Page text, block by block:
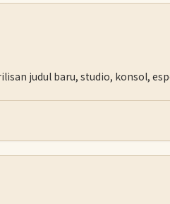
judul baru, studio, konsol,